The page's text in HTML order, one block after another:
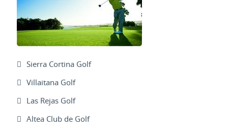
Sierra Cortina Golf
Villaitana Golf
Las Rejas Golf
Altea Club de Golf